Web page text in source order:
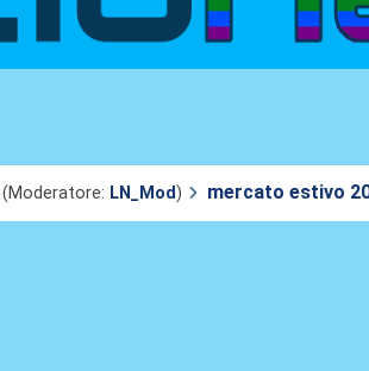
(Moderatore: LN_Mod) mercato estivo